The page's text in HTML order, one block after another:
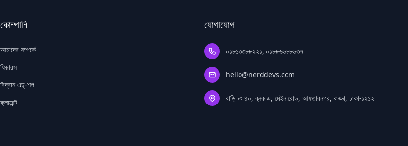
কোম্পানি
আমাদের সম্পর্কে
ফিচারস
বিদ্বান এডু-শপ
ক্লায়েন্ট
যোগাযোগ
০১৮১৩৩৮৮২২১, ০১৮৮৬৬৮৮৬৩৭
hello@nerddevs.com
বাড়ি নং ৪০, ব্লক এ, মেইন রোড, আফতাবনগর, বাড্ডা, ঢাকা-১২১২